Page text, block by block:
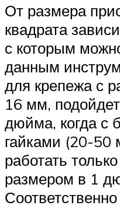
От размера
квадрата
с которым
данным
для крепежа с
16 мм,
дюйма, когда с
гайками (20-50
работать
размером в 1